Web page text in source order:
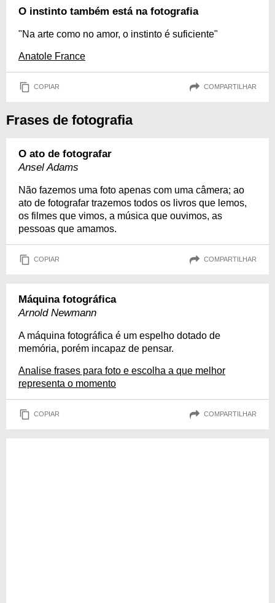
O instinto também está na fotografia
"Na arte como no amor, o instinto é suficiente"
Anatole France
COPIAR COMPARTILHAR
Frases de fotografia
O ato de fotografar
Ansel Adams
Não fazemos uma foto apenas com uma câmera; ao
ato de fotografar trazemos todos os livros que lemos,
os filmes que vimos, a música que ouvimos, as
pessoas que amamos.
COPIAR COMPARTILHAR
Máquina fotográfica
Arnold Newmann
A máquina fotográfica é um espelho dotado de
memória, porém incapaz de pensar.
Analise frases para foto e escolha a que melhor
representa o momento
COPIAR COMPARTILHAR